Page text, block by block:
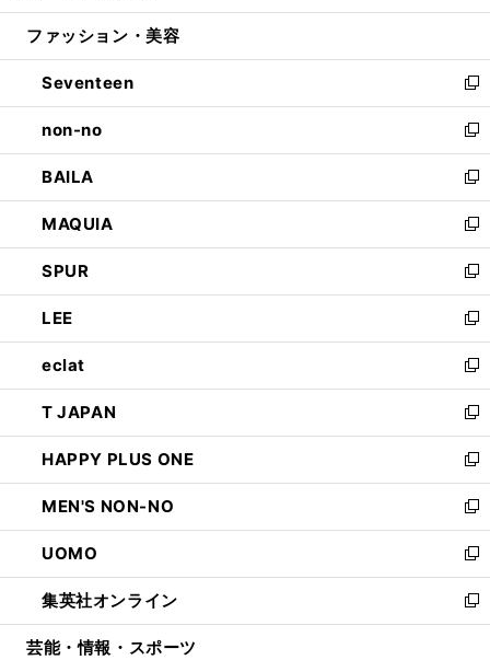
開
ウ
開
く
ン
ウ
で
開
く
ウ
ン
ド
ウ
で
開
く
ファッション・美容
Seventeen
新
し
い
ウ
ィ
ン
ド
ウ
で
開
く
non-no
新
し
い
ウ
ィ
ン
ド
ウ
で
開
く
BAILA
新
し
い
ウ
ィ
ン
ド
ウ
で
開
く
MAQUIA
新
し
い
ウ
ィ
ン
ド
ウ
で
開
く
SPUR
新
し
い
ウ
ィ
ン
ド
ウ
で
開
く
LEE
新
し
い
ウ
ィ
ン
ド
ウ
で
開
く
eclat
新
し
い
ウ
ィ
ン
ド
ウ
で
開
く
T JAPAN
新
し
い
ウ
ィ
ン
ド
ウ
で
開
HAPPY PLUS ONE
新
し
い
ウ
ィ
ン
ド
ウ
MEN'S NON-NO
新
し
い
ウ
ィ
ン
UOMO
新
し
い
ウ
集英社オンライン
新
し
芸能・情報・スポーツ